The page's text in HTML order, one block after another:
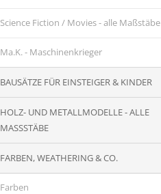
Science Fiction / Movies - alle Maßstäbe
Ma.K. - Maschinenkrieger
BAUSÄTZE FÜR EINSTEIGER & KINDER
HOLZ- UND METALLMODELLE - ALLE
MASSSTÄBE
FARBEN, WEATHERING & CO.
Farben